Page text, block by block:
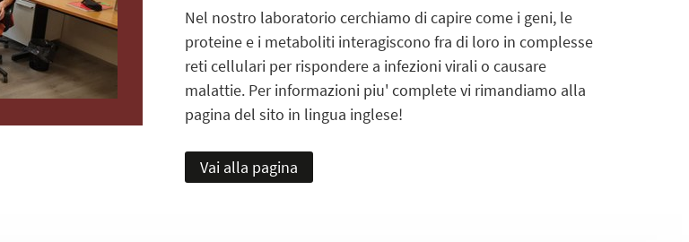
Nel nostro laboratorio cerchiamo di capire come i geni, le
proteine e i metaboliti interagiscono fra di loro in complesse
reti cellulari per rispondere a infezioni virali o causare
malattie. Per informazioni piu' complete vi rimandiamo alla
pagina del sito in lingua inglese!
Vai alla pagina